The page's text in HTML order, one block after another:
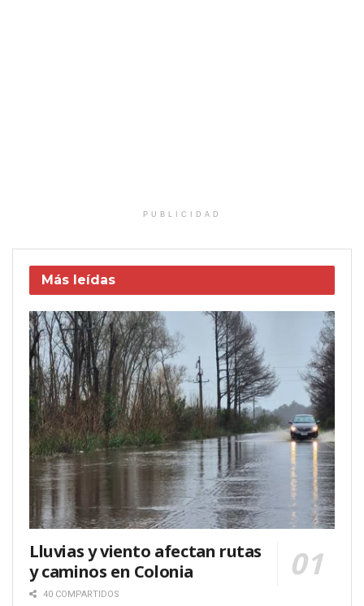
PUBLICIDAD
Más leídas
Lluvias y viento afectan rutas
y caminos en Colonia
40 COMPARTIDOS